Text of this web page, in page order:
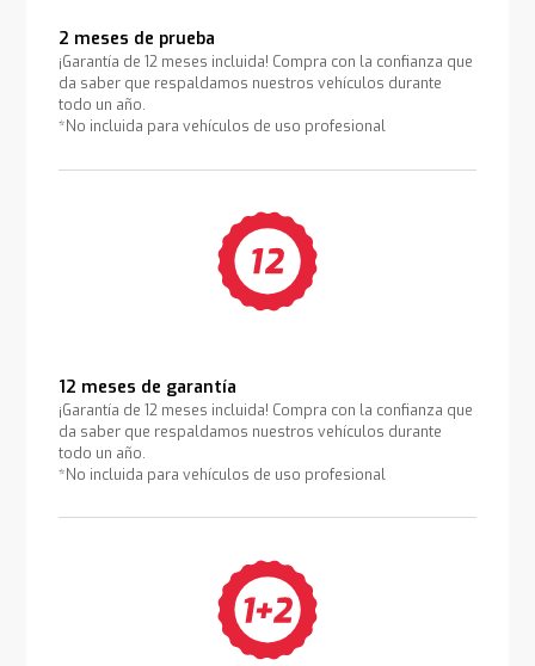
2 meses de prueba
¡Garantía de 12 meses incluida! Compra con la confianza que
da saber que respaldamos nuestros vehículos durante
todo un año.
*No incluida para vehículos de uso profesional
12 meses de garantía
¡Garantía de 12 meses incluida! Compra con la confianza que
da saber que respaldamos nuestros vehículos durante
todo un año.
*No incluida para vehículos de uso profesional